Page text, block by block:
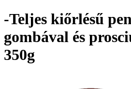
-Teljes kiőrlésű
gombával és
350g